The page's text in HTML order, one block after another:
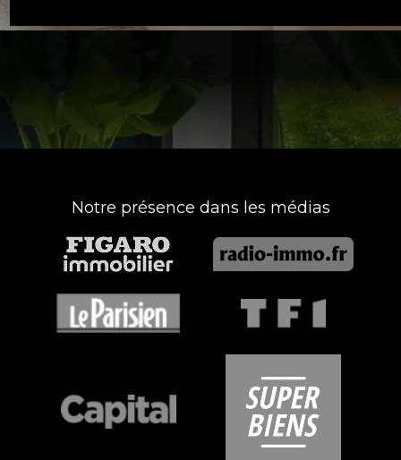
Notre présence dans les médias